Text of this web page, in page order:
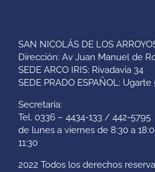
SAN NICOLÁS DE LOS
Dirección: Av Juan Manuel de
SEDE ARCO IRIS: Rivadavia 34
SEDE PRADO ESPAÑOL: Ugarte
Secretaría:
Tel. 0336 – 4434-133 / 442-5795
de lunes a viernes de 8:30 a
11:30
2022 Todos los derechos